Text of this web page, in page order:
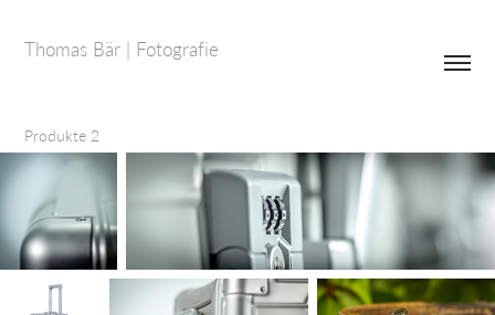
Thomas Bär | Fotografie
Produkte 2